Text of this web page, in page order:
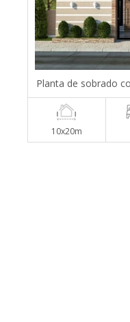
Planta de sobrado
10x20m